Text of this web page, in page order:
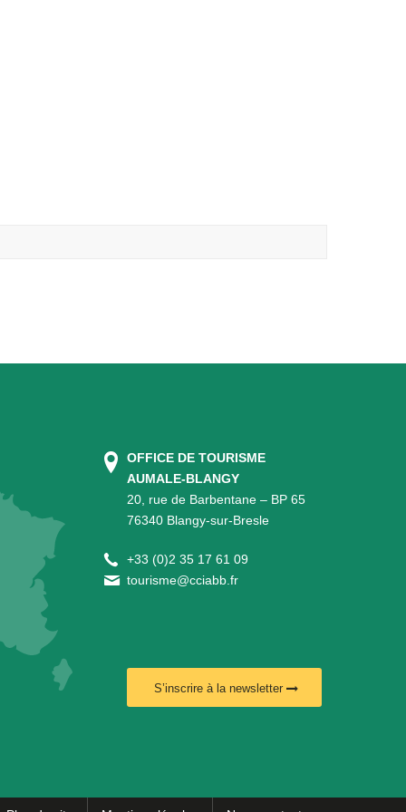
OFFICE DE TOURISME
AUMALE-BLANGY
20, rue de Barbentane – BP 65
76340 Blangy-sur-Bresle
+33 (0)2 35 17 61 09
tourisme@cciabb.fr
S’inscrire à la newsletter